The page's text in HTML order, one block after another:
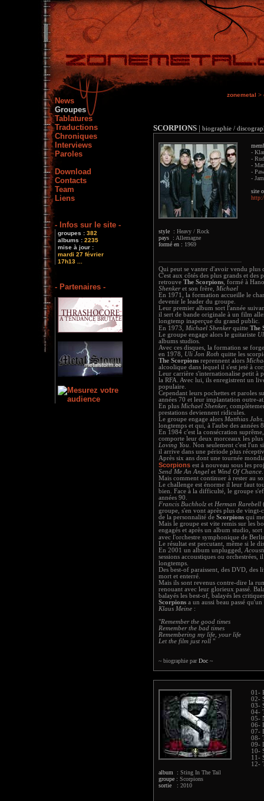
News
Groupes
Tablatures
Traductions
Chroniques
Interviews
Paroles
Download
Contacts
Team
Liens
- Infos sur le site -
groupes : 382
albums : 2235
mise à jour :
mardi 27 février
17h13 ...
- Partenaires -
zonemetal >
SCORPIONS | biographie /
style : Heavy / Rock
pays : Allemagne
formé en : 1969
-
-
-
-
-
site
Qui peut se vanter d'avoir vendu plus
C'est aux côtés des plus grands et
retrouve The Scorpions , formé à
Shenkeret son frère, Michael
En 1971, la formation accueille le
devenir le leader du groupe.
Leur premier album sort l'année
il sert de bande originale à un film
longtemp inaperçue du grand public.
En 1973, Michael Shenkerquitte The
Le groupe engage alors le guitariste
albums studios.
Avec ces disques, la formation se
en 1978, Uli Jon Roth quitte les
The Scorpions reprennent alors
alcoolique dans lequel il s'est jeté à
Leur carrière s'internationalise petit à
la RFA. Avec lui, ils enregistrent un
populaire.
Cependant leurs pochettes et paroles
années 70 et leur implantation outre-
En plus Michael Shenker,
prestations deviennent ridicules.
Le groupe engage alors Matthias Jabs
longtemps et qui, à l'aube des années
En 1984 c'est la consécration
comporte leur deux morceaux les
Loving You . Non seulement c'est l'un
il arrive dans une période plus
Après six ans dont une tournée
Scorpions est à nouveau sous les
Send Me An Angel et Wind Of Chance
Mais comment continuer à rester au
Le challenge est énorme il leur faut
bien. Face à la difficulté, le groupe
années 90.
Francis Buchholz et Herman Rarebell
groupe, s'en vont après plus de vingt-
de la personnalité de Scorpions qui
Mais le groupe est vite remis sur les
engagés et après un album studio, sort
avec l'orchestre symphonique de
Le résultat est percutant, même si le
En 2001 un album unplugged,
sessions accoustiques ou
longtemps.
Des best-of paraissent, des DVD,
mort et enterré.
Mais ils sont revenus contre-dire la
renouant avec leur glorieux passé.
balayés les best-of, balayés les
Scorpions a un aussi beau passé
Klaus Meine :
"Remember the good times
Remember the bad times
Remembering my life, your life
Let the film just roll "
~ biographie parDoc ~
album : Sting In The Tail
groupe : Scorpions
sortie : 2010
01-
02-
03-
04-
05-
06-
07-
08-
09-
10-
11-
12-